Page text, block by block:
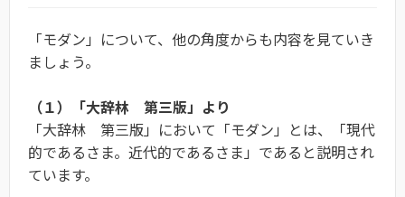
「モダン」について、他の角度からも内容を見ていき
ましょう。
（１）「大辞林 第三版」より
「大辞林 第三版」において「モダン」とは、「現代
的であるさま。近代的であるさま」であると説明され
ています。